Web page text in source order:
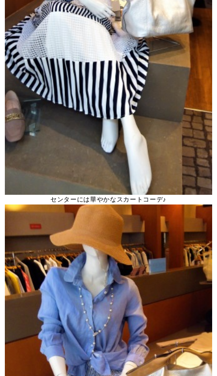
センターには華やかなスカートコーデ♪